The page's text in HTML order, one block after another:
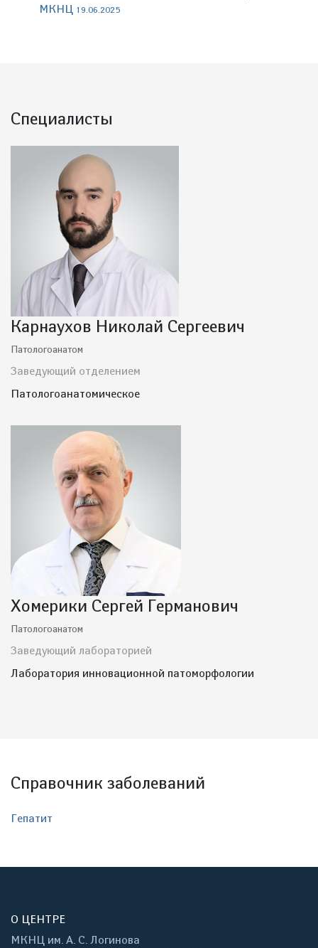
МКНЦ 19.06.2025
Специалисты
Карнаухов Николай Сергеевич
Патологоанатом
Заведующий отделением
Патологоанатомическое
Хомерики Сергей Германович
Патологоанатом
Заведующий лабораторией
Лаборатория инновационной патоморфологии
Справочник заболеваний
Гепатит
О ЦЕНТРЕ
МКНЦ им. А. С. Логинова